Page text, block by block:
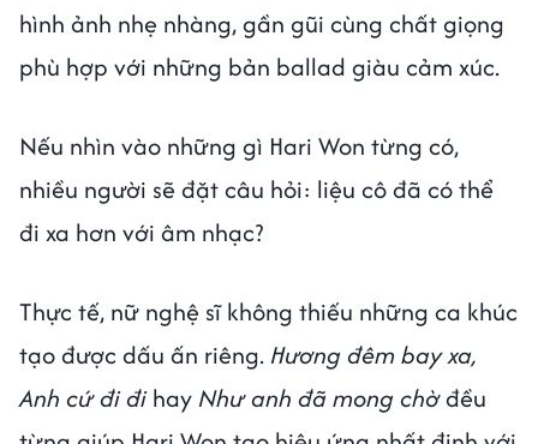
hình ảnh nhẹ nhàng, gần gũi cùng chất giọng
phù hợp với những bản ballad giàu cảm xúc.
Nếu nhìn vào những gì Hari Won từng có,
nhiều người sẽ đặt câu hỏi: liệu cô đã có thể
đi xa hơn với âm nhạc?
Thực tế, nữ nghệ sĩ không thiếu những ca khúc
tạo được dấu ấn riêng. Hương đêm bay xa,
Anh cứ đi đihay Như anh đã mong chờđều